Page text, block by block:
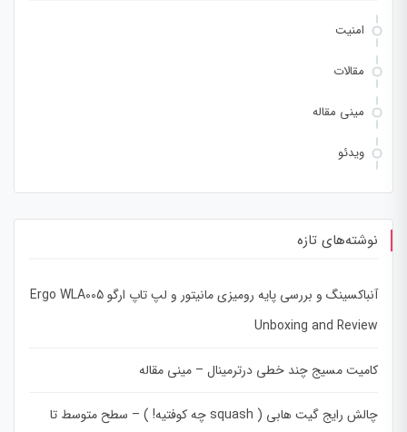
امنیت
مقالات
مینی مقاله
ویدئو
نوشته‌های تازه
آنباکسینگ و بررسی پایه رومیزی مانیتور و لپ تاپ ارگو Ergo WLA005
Unboxing and Review
کامیت مسیج چند خطی درترمینال – مینی مقاله
چالش رایج گیت هابی ( squash چه کوفتیه! ) – سطح متوسط تا